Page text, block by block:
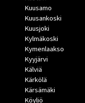
Kuusamo
Kuusankoski
Kuusjoki
Kylmäkoski
Kymenlaakso
Kyyjärvi
Kälviä
Kärkölä
Kärsämäki
Köyliö